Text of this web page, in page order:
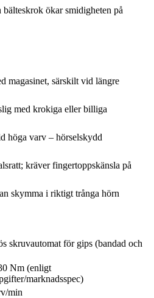
ökar smidigheten på
magasinet, särskilt vid längre
med krokiga eller billiga
höga varv – hörselskydd
kräver fingertoppskänsla på
skymma i riktigt trånga hörn
skruvautomat för gips (bandad och
Nm (enligt
marknadsspec)
min